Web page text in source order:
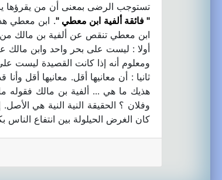
تستوجب الرضى بمعنى أن من يقرؤها
" فائقة ألفية ابن معطي "
ابن معطي تنقص عن ألفية بن مالك
أولا : ليست على بحر واحد وابن مالك
ومعلوم أنه إذا كانت القصيدة ليست
ثانيا : أن معانيها أقل. معانيها أقل
هذيك ما هي ... ألفية بن مالك فقوله
وفلان ؟ الحقيقة النية النية هي
كان الغرض الحيلولة بين انتفاع الناس